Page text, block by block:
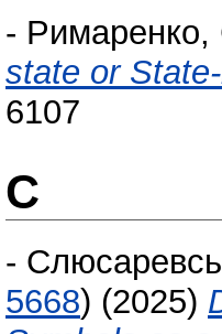
- Римаренко,
state or
6107
С
-
5668) (2025)